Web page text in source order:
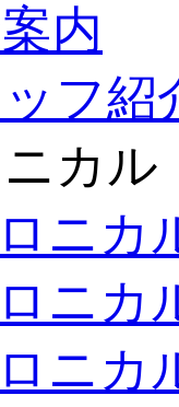
内
フ紹
カル
ニカ
ニカ
ニカ